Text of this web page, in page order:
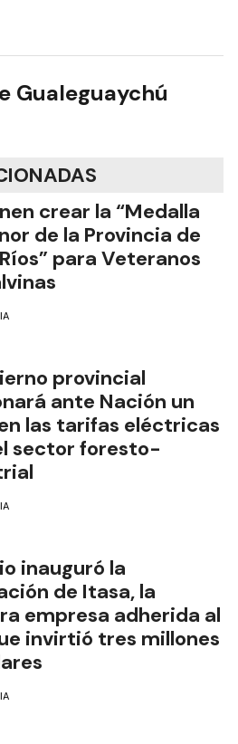
Gualeguaychú
crear la “Medalla
de la Provincia de
para Veteranos
provincial
ante Nación un
las tarifas eléctricas
sector foresto-
inauguró la
de Itasa, la
empresa adherida al
invirtió tres millones